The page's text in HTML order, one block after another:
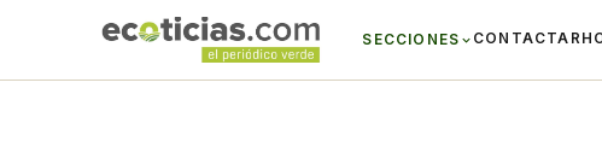
SECCIONES CONTACTAR